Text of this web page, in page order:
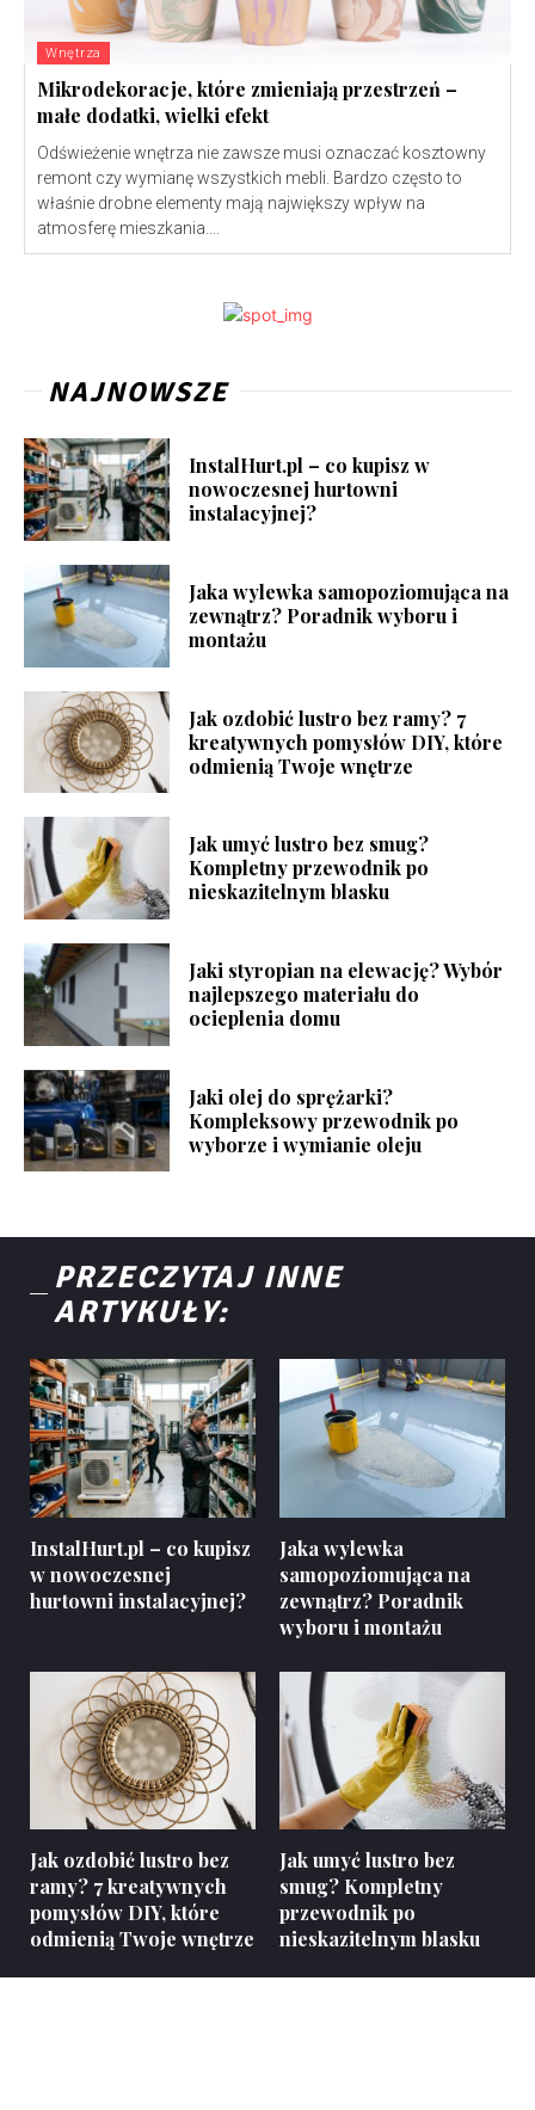
Wnętrza
Mikrodekoracje, które zmieniają przestrzeń –
małe dodatki, wielki efekt
Odświeżenie wnętrza nie zawsze musi oznaczać kosztowny
remont czy wymianę wszystkich mebli. Bardzo często to
właśnie drobne elementy mają największy wpływ na
atmosferę mieszkania....
NAJNOWSZE
InstalHurt.pl – co kupisz w
nowoczesnej hurtowni
instalacyjnej?
Jaka wylewka samopoziomująca na
zewnątrz? Poradnik wyboru i
montażu
Jak ozdobić lustro bez ramy? 7
kreatywnych pomysłów DIY, które
odmienią Twoje wnętrze
Jak umyć lustro bez smug?
Kompletny przewodnik po
nieskazitelnym blasku
Jaki styropian na elewację? Wybór
najlepszego materiału do
ocieplenia domu
Jaki olej do sprężarki?
Kompleksowy przewodnik po
wyborze i wymianie oleju
PRZECZYTAJ INNE
ARTYKUŁY:
InstalHurt.pl – co kupisz
w nowoczesnej
hurtowni instalacyjnej?
Jaka wylewka
samopoziomująca na
zewnątrz? Poradnik
wyboru i montażu
Jak ozdobić lustro bez
ramy? 7 kreatywnych
pomysłów DIY, które
odmienią Twoje wnętrze
Jak umyć lustro bez
smug? Kompletny
przewodnik po
nieskazitelnym blasku